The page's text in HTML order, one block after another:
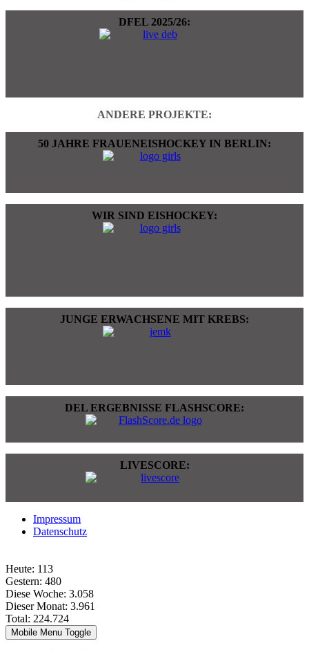
DFEL 2025/26:
ANDERE PROJEKTE:
50 JAHRE FRAUENEISHOCKEY IN BERLIN:
WIR SIND EISHOCKEY:
JUNGE ERWACHSENE MIT KREBS:
DEL ERGEBNISSE FLASHSCORE:
LIVESCORE:
Impressum
Datenschutz
Heute: 113
Gestern: 480
Diese Woche: 3.058
Dieser Monat: 3.961
Total: 224.724
Mobile Menu Toggle